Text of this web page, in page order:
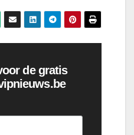
de gratis